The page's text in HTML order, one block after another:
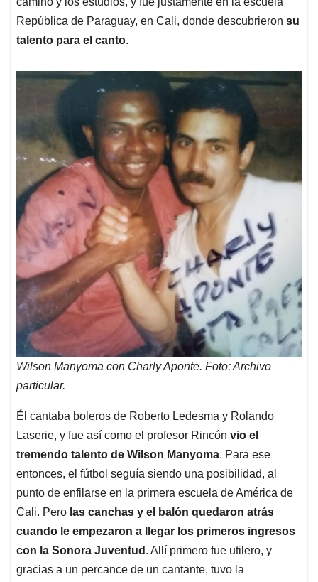
República de Paraguay, en Cali, donde descubrieron su
talento para el canto.
Wilson Manyoma con Charly Aponte. Foto: Archivo
particular.
Él cantaba boleros de Roberto Ledesma y Rolando
Laserie, y fue así como el profesor Rincón vio el
tremendo talento de Wilson Manyoma. Para ese
entonces, el fútbol seguía siendo una posibilidad, al
punto de enfilarse en la primera escuela de América de
Cali. Pero las canchas y el balón quedaron atrás
cuando le empezaron a llegar los primeros ingresos
con la Sonora Juventud . Allí primero fue utilero, y
gracias a un percance de un cantante, tuvo la